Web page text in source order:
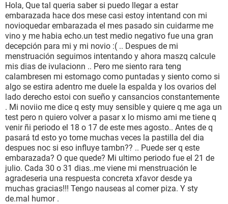
Hola, Que tal queria saber si puedo llegar a estar
embarazada hace dos mese casi estoy intentand con mi
novioquedar embarazada el mes pasado sin cuidarme me
vino y me habia echo.un test medio negativo fue una gran
decepción para mi y mi novio :( .. Despues de mi
menstruación seguimos intentando y ahora maszq calcule
mis dias de ivulacionn .. Pero me siento rara teng
calambresen mi estomago como puntadas y siento como si
algo se estira adentro me duele la espalda y los ovarios del
lado derecho estoi con sueño y cansancios constantemente
. Mi noviio me dice q esty muy sensible y quiere q me aga un
test pero n quiero volver a pasar x lo mismo ami me tiene q
venir ñi periodo el 18 o 17 de este mes agosto.. Antes de q
pasará td esto yo tome muchas veces la pastilla del dia
despues noc si eso influye tambn?? .. Puede ser q este
embarazada? O que quede? Mi ultimo periodo fue el 21 de
julio. Cada 30 o 31 dias..me viene mi menstruación le
agradeseria una respuesta concreta xfavor desde ya
muchas gracias!!! Tengo nauseas al comer piza. Y sty
de.mal humor .